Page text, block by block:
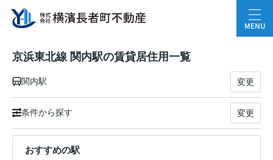
MENU
京浜東北線 関内駅の賃貸居住用一覧
関内駅 変更
条件から探す 変更
おすすめの駅